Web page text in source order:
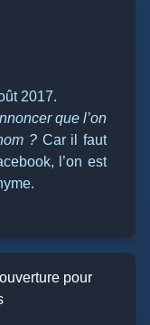
2017.
que l’on
? Car il faut
l’on est